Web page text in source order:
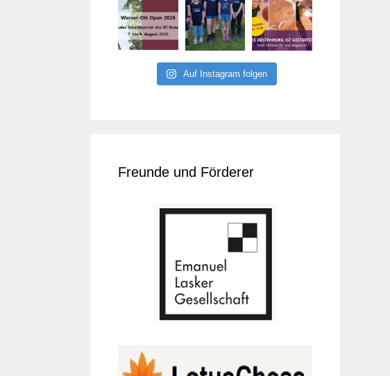
Auf Instagram folgen
Freunde und Förderer